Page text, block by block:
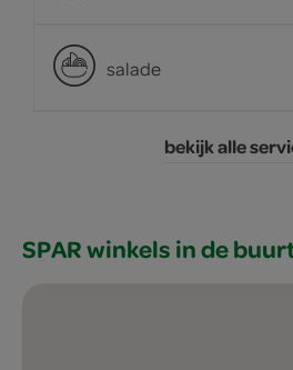
salade
bekijk alle
SPAR winkels in de